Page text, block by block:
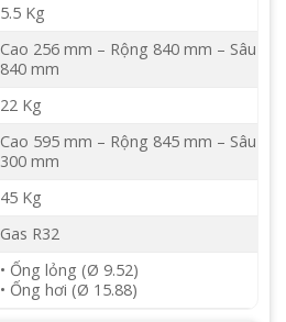
5.5 Kg
Cao 256 mm – Rộng 840 mm – Sâu
840 mm
22 Kg
Cao 595 mm – Rộng 845 mm – Sâu
300 mm
45 Kg
Gas R32
• Ống lỏng (Ø 9.52)
• Ống hơi (Ø 15.88)